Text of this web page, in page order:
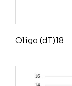
Oligo (dT)18